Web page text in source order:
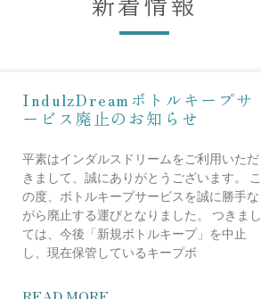
新着情報
IndulzDreamボトルキープサ
ービス廃止のお知らせ
平素はインダルスドリームをご利用いただ
きまして、誠にありがとうございます。 こ
の度、ボトルキープサービスを誠に勝手な
がら廃止する運びとなりました。 つきまし
ては、今後「新規ボトルキープ」を中止
し、現在保管しているキープボ